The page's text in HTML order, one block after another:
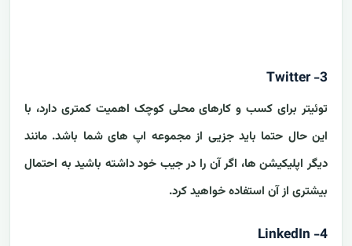
3- Twitter
توئیتر برای کسب و کارهای محلی کوچک اهمیت کمتری دارد، با
این حال حتما باید جزیی از مجموعه اپ های شما باشد. مانند
دیگر اپلیکیشن ها، اگر آن را در جیب خود داشته باشید به احتمال
بیشتری از آن استفاده خواهید کرد.
4- LinkedIn